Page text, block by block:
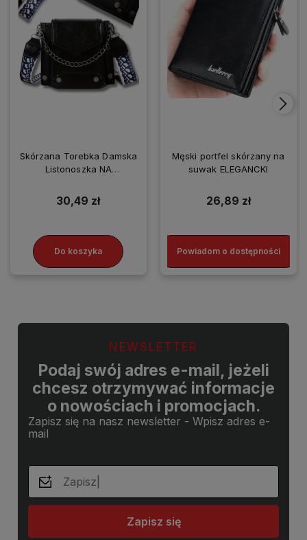
Skórzana Torebka Damska
Listonoszka NA
30,49 zł
Do koszyka
Męski portfel skórzany na
suwak ELEGANCKI
26,89 zł
Powiadom o dostępności
NEWSLETTER
Podaj swój adres e-mail, jeżeli
chcesz otrzymywać informacje
o nowościach i promocjach.
Zapisz się na nasz newsletter - Wpisz adres e-
mail
Zapisz się